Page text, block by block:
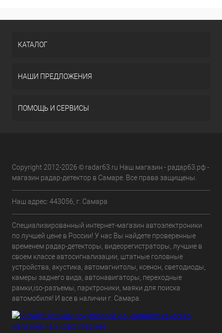
КАТАЛОГ
НАШИ ПРЕДЛОЖЕНИЯ
ПОМОЩЬ И СЕРВИСЫ
Copyright 2012-2026 © radar63.ru Наш магазин - радар63.рф -
магазин радар-детектор в Самаре. Все права защищены.
Наш адрес: 443056, г. Самара
Специализированный интернет-магазин автоэлектроники
по лучшей цене в России! У нас Вы найдете проверенные
временем радар-детекторы, видеорегистраторы, лучшие в
своем классе автосигнализации, штатные головные
устройства, акустика, автомагнитолы, ксенон, светодиоды,
камеры заднего вида, автонавигаторы, переходные
рамки,iso-разъемы, парктроники, маяки для поиска
автомобиля! И все в наличии г. Самара.